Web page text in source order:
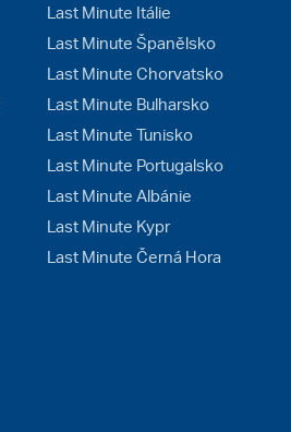
Last Minute Itálie
Last Minute Španělsko
Last Minute Chorvatsko
Last Minute Bulharsko
Last Minute Tunisko
Last Minute Portugalsko
Last Minute Albánie
Last Minute Kypr
Last Minute Černá Hora